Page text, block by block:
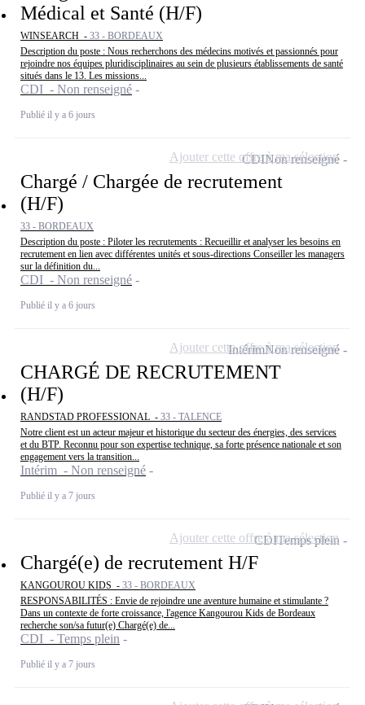
Médical et Santé (H/F)
WINSEARCH - 33 - BORDEAUX
Description du poste : Nous recherchons des médecins motivés et passionnés pour
rejoindre nos équipes pluridisciplinaires au sein de plusieurs établissements de santé
situés dans le 13. Les missions...
CDI - Non renseigné
Publié il y a 6 jours
Chargé / Chargée de recrutement
(H/F)
33 - BORDEAUX
Description du poste : Piloter les recrutements : Recueillir et analyser les besoins en
recrutement en lien avec différentes unités et sous-directions Conseiller les managers
sur la définition du...
CDI - Non renseigné
Publié il y a 6 jours
CDINon renseigné
Ajouter cette offre à ma sélection
CHARGÉ DE RECRUTEMENT
(H/F)
RANDSTAD PROFESSIONAL - 33 - TALENCE
Notre client est un acteur majeur et historique du secteur des énergies, des services
et du BTP. Reconnu pour son expertise technique, sa forte présence nationale et son
engagement vers la transition...
Intérim - Non renseigné
Publié il y a 7 jours
IntérimNon renseigné
Ajouter cette offre à ma sélection
Chargé(e) de recrutement H/F
KANGOUROU KIDS - 33 - BORDEAUX
RESPONSABILITÉS : Envie de rejoindre une aventure humaine et stimulante ?
Dans un contexte de forte croissance, l'agence Kangourou Kids de Bordeaux
recherche son/sa futur(e) Chargé(e) de...
CDI - Temps plein
Publié il y a 7 jours
CDITemps plein
Ajouter cette offre à ma sélection